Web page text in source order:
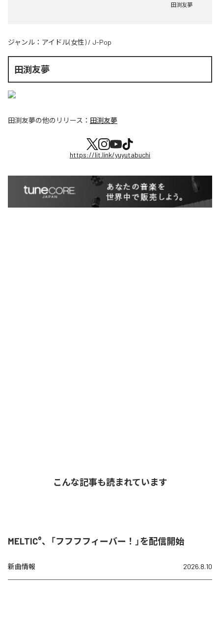
田渕友夢
ジャンル： アイドル(女性) / J-Pop
田渕友夢
田渕友夢の他のリリース： 田渕友夢
https://lit.link/yuyutabuchi
こんな記事も読まれています
MELTIC°、「フフフフィーバー！」を配信開始
新曲情報 2026.8.10